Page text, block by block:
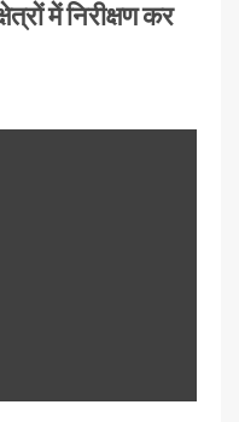
में निरीक्षण कर